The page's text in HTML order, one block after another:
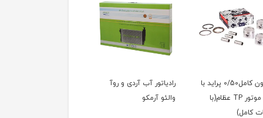
پیستون کامل0/50 پراید با
رینگ موتور TP عظام(با
کامل)
رادیاتور آب آردی و روآ
والئو آرمکو